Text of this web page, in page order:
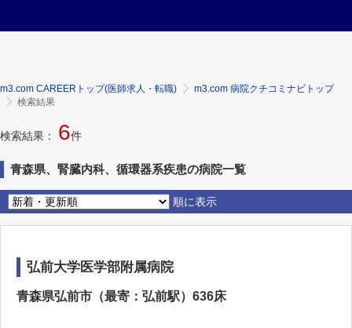
m3.com CAREERトップ(医師求人・転職)
m3.com 病院クチコミナビトップ
検索結果
検索結果： 6件
青森県、腎臓内科、循環器系疾患の病院一覧
順に表示
弘前大学医学部附属病院
青森県弘前市（最寄：弘前駅）636床